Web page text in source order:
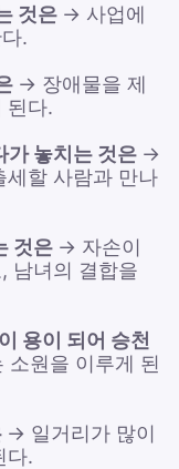
것은 → 사업에
.
→ 장애물을 제
된다.
가 놓치는 것은 →
세할 사람과 만나
것은 → 자손이
남녀의 결합을
용이 되어 승천
원을 이루게 된
→ 일거리가 많이
다.